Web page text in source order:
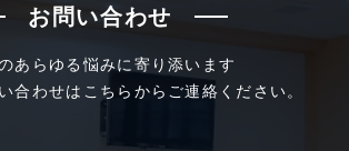
お問い合わせ
あらゆる悩みに寄り添います
合わせはこちらからご連絡ください。